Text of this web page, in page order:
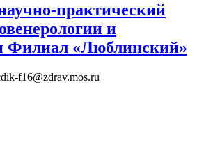
практический
и
Филиал «Люблинский»
f16@zdrav.mos.ru